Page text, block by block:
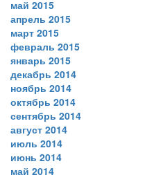
май 2015
апрель 2015
март 2015
февраль 2015
январь 2015
декабрь 2014
ноябрь 2014
октябрь 2014
сентябрь 2014
август 2014
июль 2014
июнь 2014
май 2014